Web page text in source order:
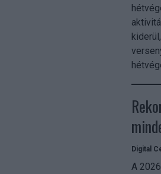
Digital
A